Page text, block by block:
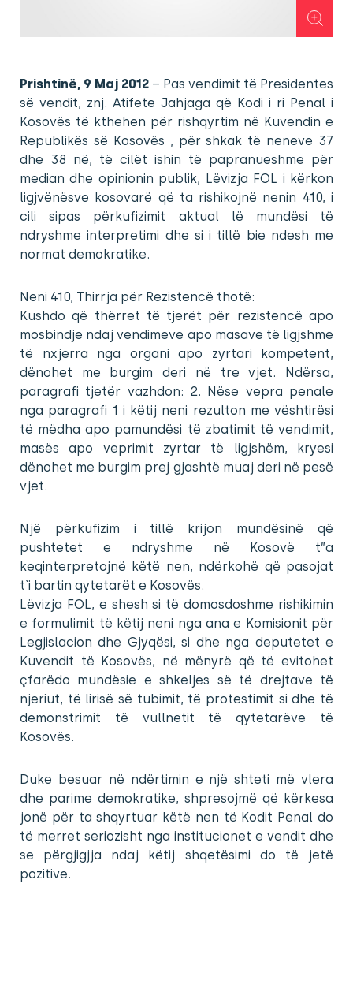
Prishtinë, 9 Maj 2012 – Pas vendimit të Presidentes
së vendit, znj. Atifete Jahjaga që Kodi i ri Penal i
Kosovës të kthehen për rishqyrtim në Kuvendin e
Republikës së Kosovës , për shkak të neneve 37
dhe 38 në, të cilët ishin të papranueshme për
median dhe opinionin publik, Lëvizja FOL i kërkon
ligjvënësve kosovarë që ta rishikojnë nenin 410, i
cili sipas përkufizimit aktual lë mundësi të
ndryshme interpretimi dhe si i tillë bie ndesh me
normat demokratike.
Neni 410, Thirrja për Rezistencë thotë:
Kushdo që thërret të tjerët për rezistencë apo
mosbindje ndaj vendimeve apo masave të ligjshme
të nxjerra nga organi apo zyrtari kompetent,
dënohet me burgim deri në tre vjet. Ndërsa,
paragrafi tjetër vazhdon: 2. Nëse vepra penale
nga paragrafi 1 i këtij neni rezulton me vështirësi
të mëdha apo pamundësi të zbatimit të vendimit,
masës apo veprimit zyrtar të ligjshëm, kryesi
dënohet me burgim prej gjashtë muaj deri në pesë
vjet.
Një përkufizim i tillë krijon mundësinë që
pushtetet e ndryshme në Kosovë t”a
keqinterpretojnë këtë nen, ndërkohë që pasojat
t`i bartin qytetarët e Kosovës.
Lëvizja FOL, e shesh si të domosdoshme rishikimin
e formulimit të këtij neni nga ana e Komisionit për
Legjislacion dhe Gjyqësi, si dhe nga deputetet e
Kuvendit të Kosovës, në mënyrë që të evitohet
çfarëdo mundësie e shkeljes së të drejtave të
njeriut, të lirisë së tubimit, të protestimit si dhe të
demonstrimit të vullnetit të qytetarëve të
Kosovës.
Duke besuar në ndërtimin e një shteti më vlera
dhe parime demokratike, shpresojmë që kërkesa
jonë për ta shqyrtuar këtë nen të Kodit Penal do
të merret seriozisht nga institucionet e vendit dhe
se përgjigjja ndaj këtij shqetësimi do të jetë
pozitive.